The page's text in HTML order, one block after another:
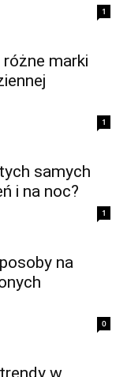
1
marki
1
samych
i na noc?
1
na
0
w